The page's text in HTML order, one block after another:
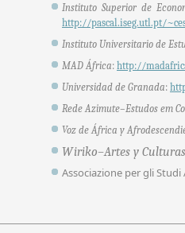
Instituto Superior de
http://pascal.iseg.utl.pt/
Instituto Universitario de
MAD África: http://
Universidad de Granada:
Rede Azimute–Estudos em
Voz de África y
Wiriko–Artes y
Associazione per gli